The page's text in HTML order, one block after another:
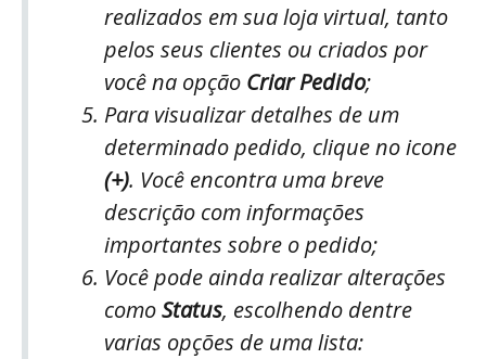
realizados em sua loja virtual, tanto
pelos seus clientes ou criados por
você na opção Criar Pedido;
Para visualizar detalhes de um
determinado pedido, clique no icone
(+). Você encontra uma breve
descrição com informações
importantes sobre o pedido;
Você pode ainda realizar alterações
comoStatus, escolhendo dentre
varias opções de uma lista: